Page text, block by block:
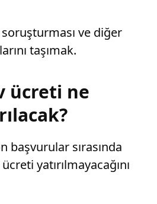
ve diğer
taşımak.
ücreti ne
başvurular sırasında
yatırılmayacağını